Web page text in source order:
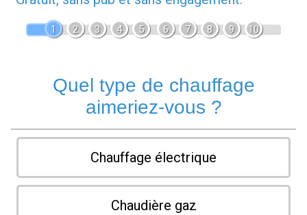
1 2 3 4 5 6 7 8 9 10
Quel type de chauffage
aimeriez-vous ?
Chauffage électrique
Chaudière gaz